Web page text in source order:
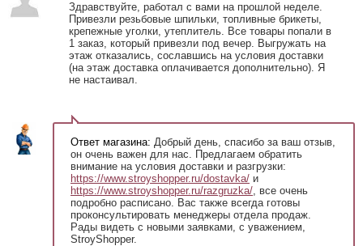
Здравствуйте, работал с вами на прошлой неделе.
Привезли резьбовые шпильки, топливные брикеты,
крепежные уголки, утеплитель. Все товары попали в
1 заказ, который привезли под вечер. Выгружать на
этаж отказались, сославшись на условия доставки
(на этаж доставка оплачивается дополнительно). Я
не настаивал.
Ответ магазина: Добрый день, спасибо за ваш отзыв,
он очень важен для нас. Предлагаем обратить
внимание на условия доставки и разгрузки:
https://www.stroyshopper.ru/dostavka/ и
https://www.stroyshopper.ru/razgruzka/, все очень
подробно расписано. Вас также всегда готовы
проконсультировать менеджеры отдела продаж.
Рады видеть с новыми заявками, с уважением,
StroyShopper.